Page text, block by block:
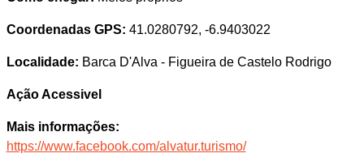
Coordenadas GPS: 41.0280792, -6.9403022
Localidade: Barca D'Alva - Figueira de Castelo Rodrigo
Ação Acessivel
Mais informações:
https://www.facebook.com/alvatur.turismo/